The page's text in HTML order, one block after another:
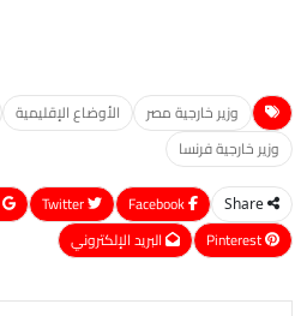
وزير خارجية مصر الأوضاع الإقليمية
وزير خارجية فرنسا
Share
Pinterest
البريد الإلكتروني